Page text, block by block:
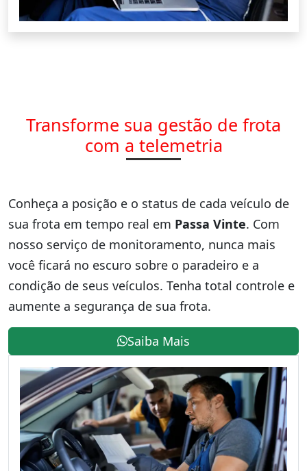
Transforme sua gestão de frota
com a telemetria
Conheça a posição e o status de cada veículo de
sua frota em tempo real em Passa Vinte. Com
nosso serviço de monitoramento, nunca mais
você ficará no escuro sobre o paradeiro e a
condição de seus veículos. Tenha total controle e
aumente a segurança de sua frota.
Saiba Mais